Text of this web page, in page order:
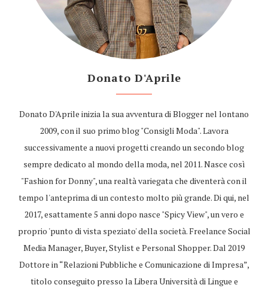
Donato D'Aprile
Donato D'Aprile inizia la sua avventura di Blogger nel lontano
2009, con il suo primo blog "Consigli Moda". Lavora
successivamente a nuovi progetti creando un secondo blog
sempre dedicato al mondo della moda, nel 2011. Nasce così
"Fashion for Donny", una realtà variegata che diventerà con il
tempo l'anteprima di un contesto molto più grande. Di qui, nel
2017, esattamente 5 anni dopo nasce "Spicy View", un vero e
proprio 'punto di vista speziato' della società. Freelance Social
Media Manager, Buyer, Stylist e Personal Shopper. Dal 2019
Dottore in “Relazioni Pubbliche e Comunicazione di Impresa”,
titolo conseguito presso la Libera Università di Lingue e